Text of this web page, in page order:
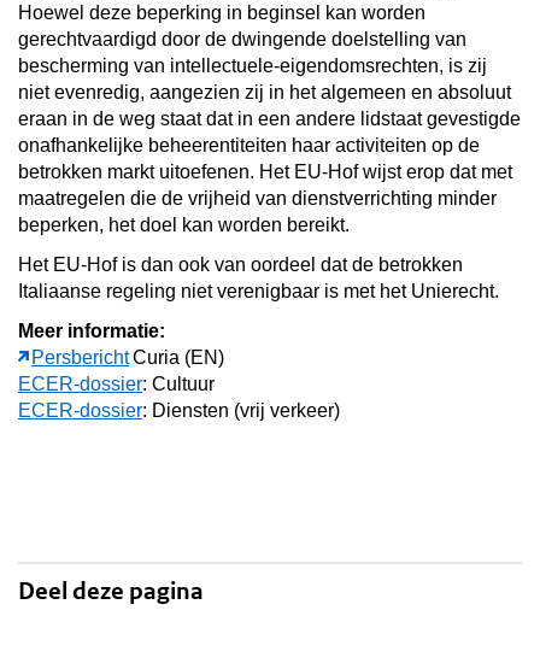
Hoewel deze beperking in beginsel kan worden
gerechtvaardigd door de dwingende doelstelling van
bescherming van intellectuele-eigendomsrechten, is zij
niet evenredig, aangezien zij in het algemeen en absoluut
eraan in de weg staat dat in een andere lidstaat gevestigde
onafhankelijke beheerentiteiten haar activiteiten op de
betrokken markt uitoefenen. Het EU-Hof wijst erop dat met
maatregelen die de vrijheid van dienstverrichting minder
beperken, het doel kan worden bereikt.
Het EU-Hof is dan ook van oordeel dat de betrokken
Italiaanse regeling niet verenigbaar is met het Unierecht.
Meer informatie:
PersberichtCuria (EN)
ECER-dossier: Cultuur
ECER-dossier: Diensten (vrij verkeer)
Deel deze pagina